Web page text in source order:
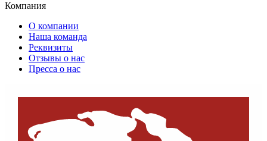
Компания
О компании
Наша команда
Реквизиты
Отзывы о нас
Пресса о нас